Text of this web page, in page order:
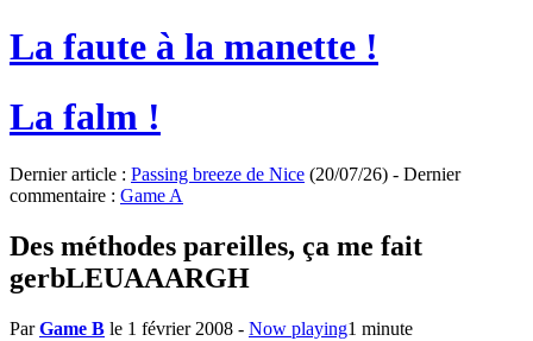
La faute à la manette !
La falm !
Dernier article : Passing breeze de Nice (20/07/26) - Dernier
commentaire : Game A
Des méthodes pareilles, ça me fait
gerbLEUAAARGH
ParGame B le 1 février 2008 - Now playing1 minute